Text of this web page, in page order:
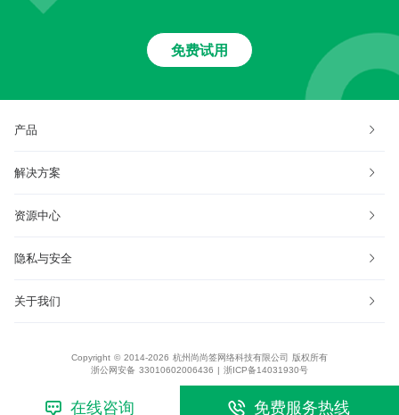
免费试用
产品
解决方案
资源中心
隐私与安全
关于我们
Copyright © 2014-2026 杭州尚尚签网络科技有限公司 版权所有
浙公网安备 33010602006436 | 浙ICP备14031930号
在线咨询 免费服务热线